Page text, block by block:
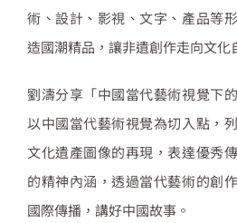
術、設計、影視、文字、產品等
造國潮精品，讓非遺創作走向文化
劉濤分享「中國當代藝術視覺下
以中國當代藝術視覺為切入點，
文化遺產圖像的再現，表達優秀
的精神內涵，透過當代藝術的創
國際傳播，講好中國故事。